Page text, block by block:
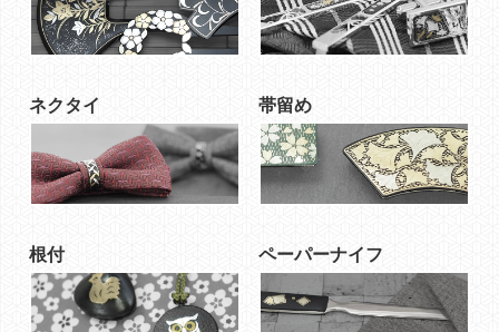
ネクタイ 帯留め
根付 ペーパーナイフ